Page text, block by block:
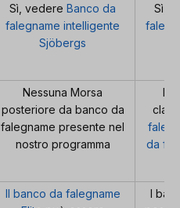
Sì, vedere Banco da
falegname intelligente
Sjöbergs
Sì,
Nessuna Morsa
posteriore da banco da
falegname presente nel
nostro programma
da
Il banco da falegname
I